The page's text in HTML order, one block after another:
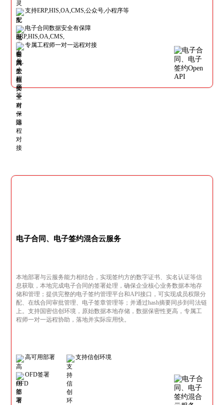
支持ERP,HIS,OA,CMS,公众号,小程序等
电子合同数据安全有保障
专属工程师一对一远程对接
电子合同、电子签约混合云服务
本地部署与云服务能力相结合，实现签约方的数字证书、实名认证等信
息获取，本地完成电子合同的签署处理，确保企业核心业务数据本地存
储和管理；提供完整的电子签约管理平台和API接口，可实现成员权限分
配、在线合同审批管理、电子签章管理等；并通过hash摘要同步到司法链
上。支持国密信创环境，原始数据本地存储，数据保密性更高，专属工
程师一对一远程协助，落地并实际应用快。
高可用部署 支持信创环境
OFD签署